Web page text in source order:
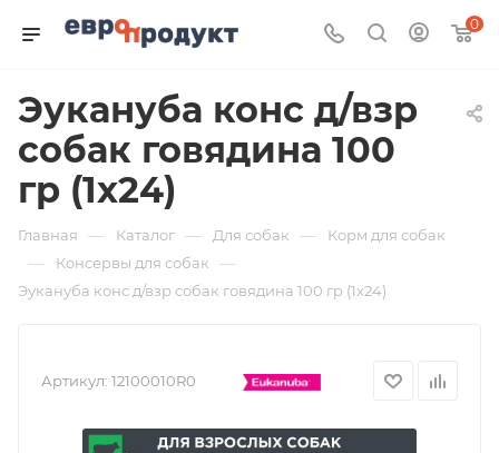
0
Эукануба конс д/взр
собак говядина 100
гр (1х24)
Главная — Каталог — Для собак — Корм для собак
— Консервы для собак —
Эукануба конс д/взр собак говядина 100 гр (1х24)
Артикул: 12100010R0